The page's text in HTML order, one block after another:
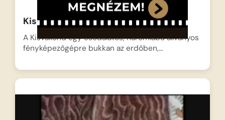
Kisvakond mint fényképész
A Kisvakond egy csodálatos, háromlábú állványos
fényképezőgépre bukkan az erdőben,…